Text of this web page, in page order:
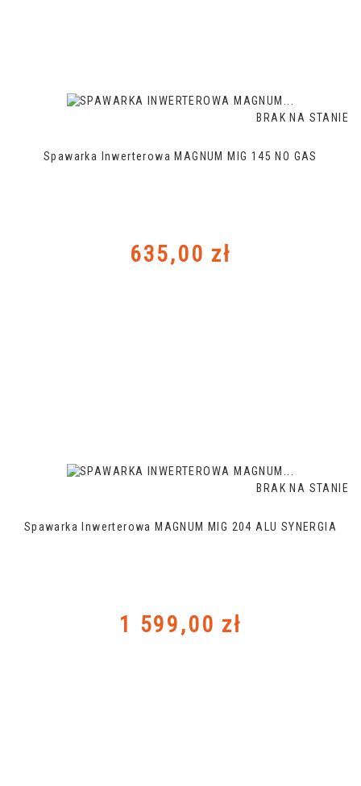
BRAK NA STANIE
Spawarka Inwerterowa MAGNUM MIG 145 NO GAS
Cena
635,00 zł
BRAK NA STANIE
Spawarka Inwerterowa MAGNUM MIG 204 ALU SYNERGIA
Cena
1 599,00 zł